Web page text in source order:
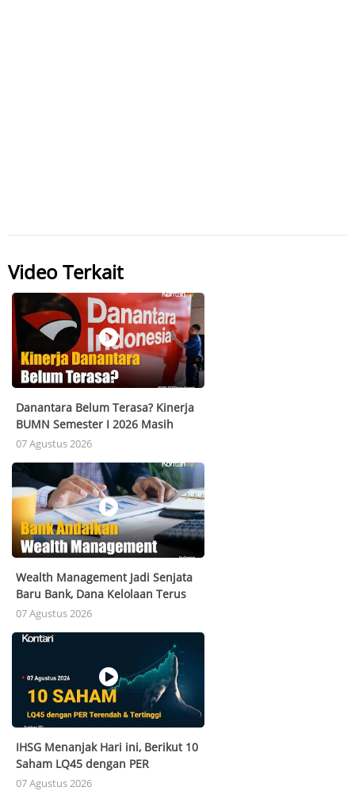
Video Terkait
Danantara Belum Terasa? Kinerja
BUMN Semester I 2026 Masih
Belum Merata
07 Agustus 2026
Wealth Management Jadi Senjata
Baru Bank, Dana Kelolaan Terus
Melonjak
07 Agustus 2026
IHSG Menanjak Hari ini, Berikut 10
Saham LQ45 dengan PER
Terendah & Tertinggi (7 Agustus
07 Agustus 2026